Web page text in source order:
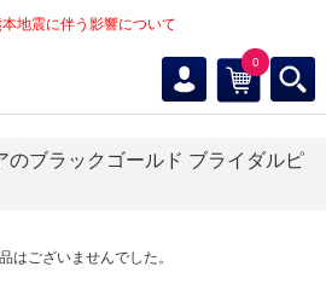
地震に伴う影響について
0
のブラックゴールド ブライダルピ
はございませんでした。